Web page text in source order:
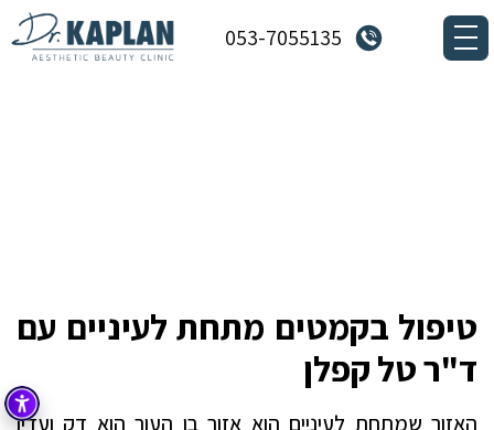
053-7055135
טיפול בקמטים מתחת לעיניים עם
ד"ר טל קפלן
האזור שמתחת לעיניים הוא אזור בו העור הוא דק ועדין